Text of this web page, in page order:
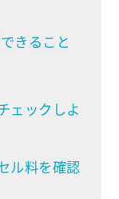
きること
ェックしよ
ル料を確認